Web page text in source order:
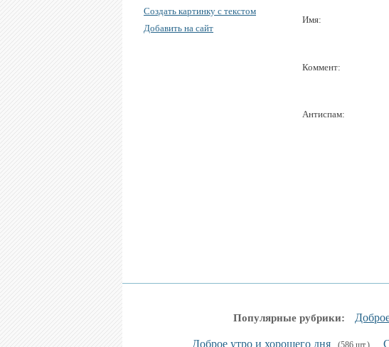
Создать картинку с текстом
Добавить на сайт
Имя:
Коммент:
Антиспам:
Популярные рубрики:
Доброе утро и хорошего дня (586 шт.)